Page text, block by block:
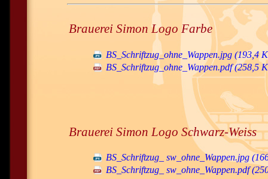
Brauerei Simon Logo Farbe
BS_Schriftzug_ohne_Wappen.jpg (193,4
BS_Schriftzug_ohne_Wappen.pdf(258,5
Brauerei Simon Logo Schwarz-Weiss
BS_Schriftzug_ sw_ohne_Wappen.jpg
BS_Schriftzug_ sw_ohne_Wappen.pdf